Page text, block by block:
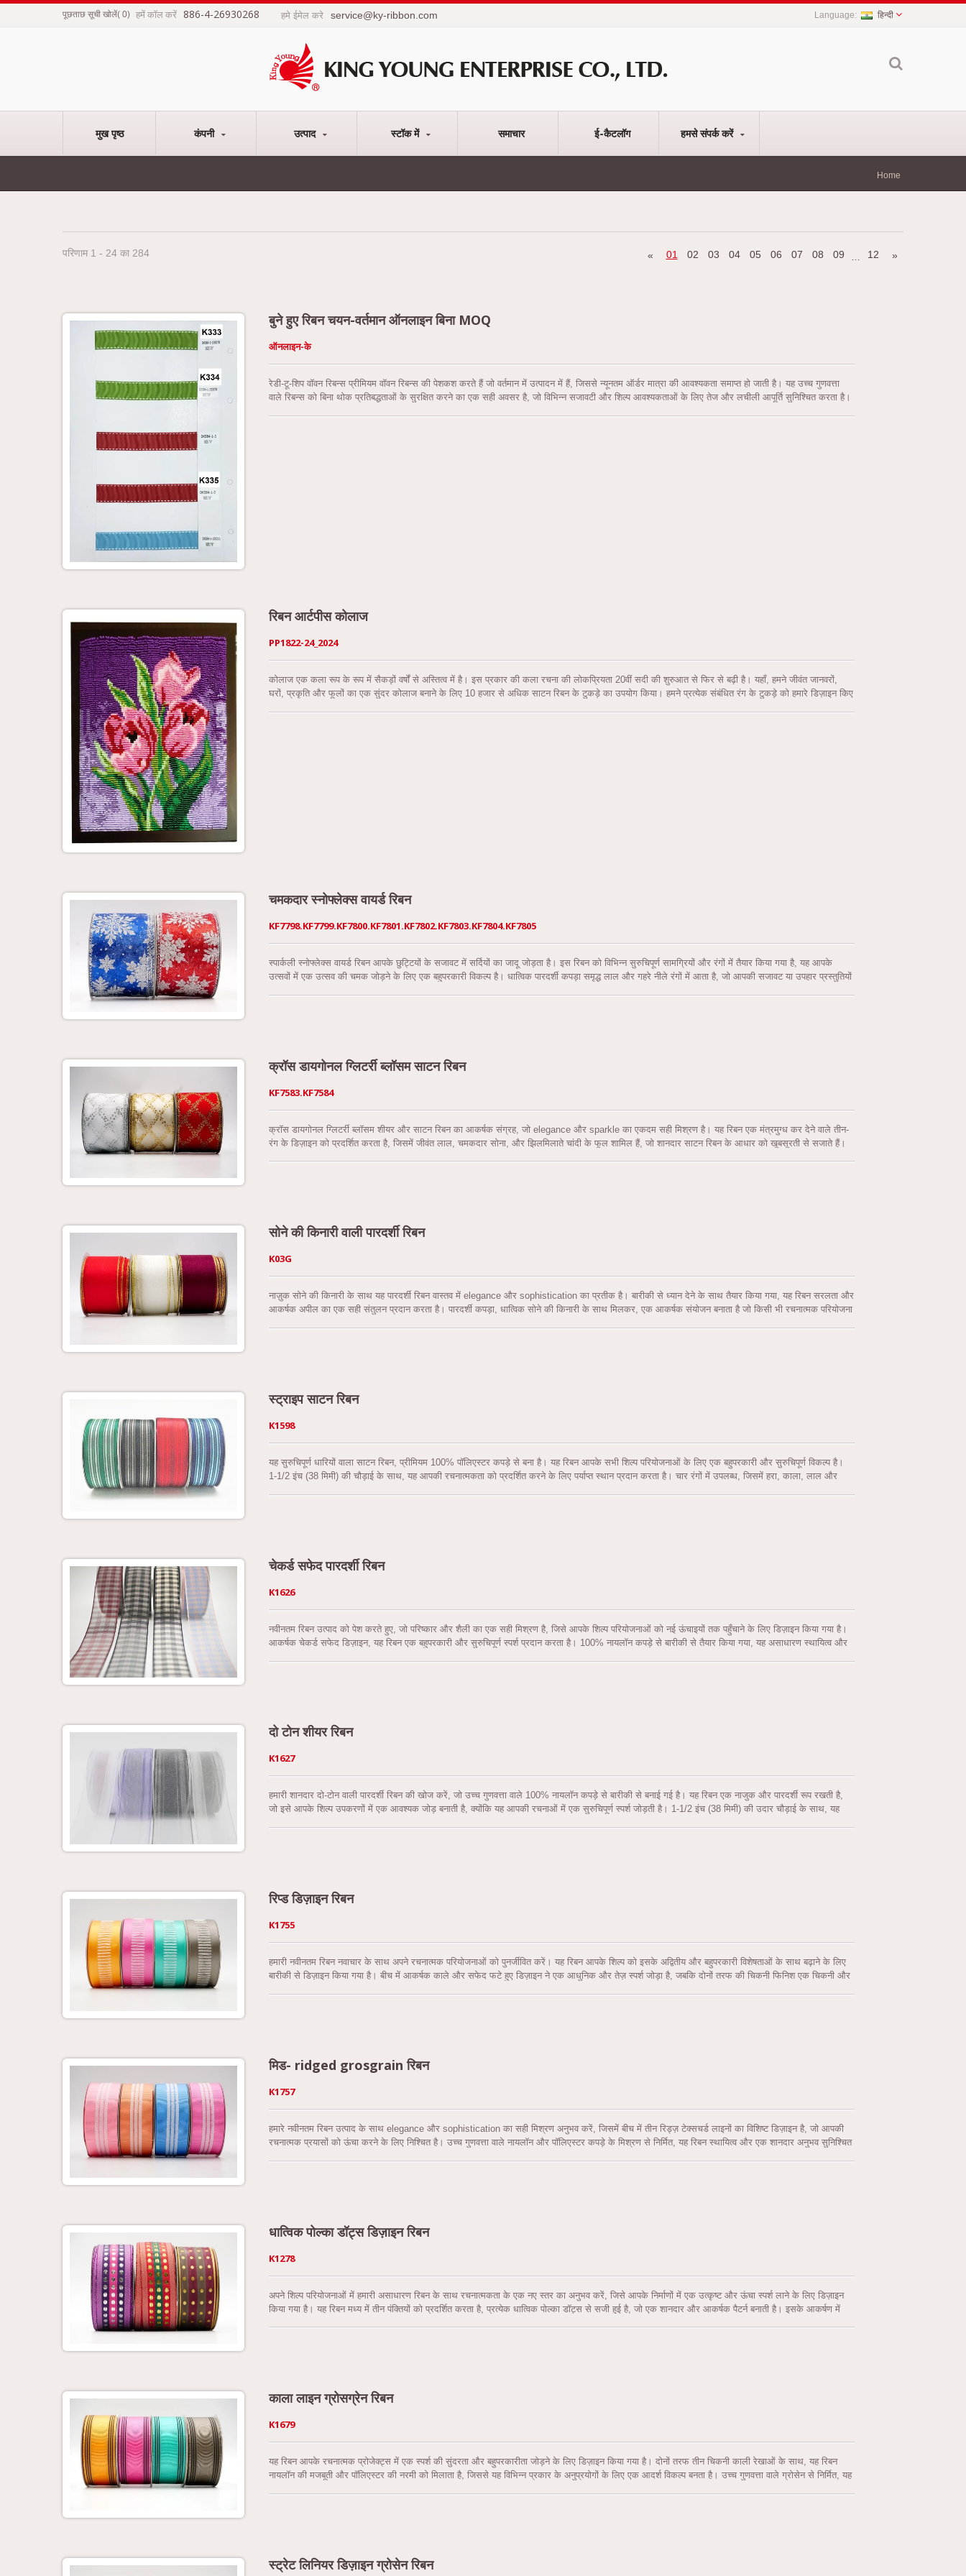
पूछताछ सूची खोलें( 0) हमें कॉल करें 886-4-26930268 हमे ईमेल करे service@ky-ribbon.com हिन्दी
मुख पृष्ठ कंपनी उत्पाद स्टॉक में समाचार ई-कैटलॉग हमसे संपर्क करें
Home
परिणाम 1 - 24 का 284 « 01 02 03 04 05 06 07 08 09 … 12 »
बुने हुए रिबन चयन-वर्तमान ऑनलाइन बिना MOQ
ऑनलाइन-के
रेडी-टू-शिप वॉवन रिबन्स प्रीमियम वॉवन रिबन्स की पेशकश करते हैं जो वर्तमान में उत्पादन में हैं, जिससे न्यूनतम ऑर्डर मात्रा की आवश्यकता समाप्त हो जाती है। यह उच्च गुणवत्ता
वाले रिबन्स को बिना थोक प्रतिबद्धताओं के सुरक्षित करने का एक सही अवसर है, जो विभिन्न सजावटी और शिल्प आवश्यकताओं के लिए तेज और लचीली आपूर्ति सुनिश्चित करता है।
रिबन आर्टपीस कोलाज
PP1822-24_2024
कोलाज एक कला रूप के रूप में सैकड़ों वर्षों से अस्तित्व में है। इस प्रकार की कला रचना की लोकप्रियता 20वीं सदी की शुरुआत से फिर से बढ़ी है। यहाँ, हमने जीवंत जानवरों,
घरों, प्रकृति और फूलों का एक सुंदर कोलाज बनाने के लिए 10 हजार से अधिक साटन रिबन के टुकड़े का उपयोग किया। हमने प्रत्येक संबंधित रंग के टुकड़े को हमारे डिज़ाइन किए
चमकदार स्नोफ्लेक्स वायर्ड रिबन
KF7798.KF7799.KF7800.KF7801.KF7802.KF7803.KF7804.KF7805
स्पार्कली स्नोफ्लेक्स वायर्ड रिबन आपके छुट्टियों के सजावट में सर्दियों का जादू जोड़ता है। इस रिबन को विभिन्न सुरुचिपूर्ण सामग्रियों और रंगों में तैयार किया गया है, यह आपके
उत्सवों में एक उत्सव की चमक जोड़ने के लिए एक बहुपरकारी विकल्प है। धात्विक पारदर्शी कपड़ा समृद्ध लाल और गहरे नीले रंगों में आता है, जो आपकी सजावट या उपहार प्रस्तुतियों
क्रॉस डायगोनल ग्लिटर्री ब्लॉसम साटन रिबन
KF7583.KF7584
क्रॉस डायगोनल ग्लिटर्री ब्लॉसम शीयर और साटन रिबन का आकर्षक संग्रह, जो elegance और sparkle का एकदम सही मिश्रण है। यह रिबन एक मंत्रमुग्ध कर देने वाले तीन-
रंग के डिज़ाइन को प्रदर्शित करता है, जिसमें जीवंत लाल, चमकदार सोना, और झिलमिलाते चांदी के फूल शामिल हैं, जो शानदार साटन रिबन के आधार को खूबसूरती से सजाते हैं।
सोने की किनारी वाली पारदर्शी रिबन
K03G
नाज़ुक सोने की किनारी के साथ यह पारदर्शी रिबन वास्तव में elegance और sophistication का प्रतीक है। बारीकी से ध्यान देने के साथ तैयार किया गया, यह रिबन सरलता और
आकर्षक अपील का एक सही संतुलन प्रदान करता है। पारदर्शी कपड़ा, धात्विक सोने की किनारी के साथ मिलकर, एक आकर्षक संयोजन बनाता है जो किसी भी रचनात्मक परियोजना
स्ट्राइप साटन रिबन
K1598
यह सुरुचिपूर्ण धारियों वाला साटन रिबन, प्रीमियम 100% पॉलिएस्टर कपड़े से बना है। यह रिबन आपके सभी शिल्प परियोजनाओं के लिए एक बहुपरकारी और सुरुचिपूर्ण विकल्प है।
1-1/2 इंच (38 मिमी) की चौड़ाई के साथ, यह आपकी रचनात्मकता को प्रदर्शित करने के लिए पर्याप्त स्थान प्रदान करता है। चार रंगों में उपलब्ध, जिसमें हरा, काला, लाल और
चेकर्ड सफेद पारदर्शी रिबन
K1626
नवीनतम रिबन उत्पाद को पेश करते हुए, जो परिष्कार और शैली का एक सही मिश्रण है, जिसे आपके शिल्प परियोजनाओं को नई ऊंचाइयों तक पहुँचाने के लिए डिज़ाइन किया गया है।
आकर्षक चेकर्ड सफेद डिज़ाइन, यह रिबन एक बहुपरकारी और सुरुचिपूर्ण स्पर्श प्रदान करता है। 100% नायलॉन कपड़े से बारीकी से तैयार किया गया, यह असाधारण स्थायित्व और
दो टोन शीयर रिबन
K1627
हमारी शानदार दो-टोन वाली पारदर्शी रिबन की खोज करें, जो उच्च गुणवत्ता वाले 100% नायलॉन कपड़े से बारीकी से बनाई गई है। यह रिबन एक नाजुक और पारदर्शी रूप रखती है,
जो इसे आपके शिल्प उपकरणों में एक आवश्यक जोड़ बनाती है, क्योंकि यह आपकी रचनाओं में एक सुरुचिपूर्ण स्पर्श जोड़ती है। 1-1/2 इंच (38 मिमी) की उदार चौड़ाई के साथ, यह
रिप्ड डिज़ाइन रिबन
K1755
हमारी नवीनतम रिबन नवाचार के साथ अपने रचनात्मक परियोजनाओं को पुनर्जीवित करें। यह रिबन आपके शिल्प को इसके अद्वितीय और बहुपरकारी विशेषताओं के साथ बढ़ाने के लिए
बारीकी से डिज़ाइन किया गया है। बीच में आकर्षक काले और सफेद फटे हुए डिज़ाइन ने एक आधुनिक और तेज़ स्पर्श जोड़ा है, जबकि दोनों तरफ की चिकनी फिनिश एक चिकनी और
मिड- ridged grosgrain रिबन
K1757
हमारे नवीनतम रिबन उत्पाद के साथ elegance और sophistication का सही मिश्रण अनुभव करें, जिसमें बीच में तीन रिड्ज़ टेक्सचर्ड लाइनों का विशिष्ट डिज़ाइन है, जो आपकी
रचनात्मक प्रयासों को ऊंचा करने के लिए निश्चित है। उच्च गुणवत्ता वाले नायलॉन और पॉलिएस्टर कपड़े के मिश्रण से निर्मित, यह रिबन स्थायित्व और एक शानदार अनुभव सुनिश्चित
धात्विक पोल्का डॉट्स डिज़ाइन रिबन
K1278
अपने शिल्प परियोजनाओं में हमारी असाधारण रिबन के साथ रचनात्मकता के एक नए स्तर का अनुभव करें, जिसे आपके निर्माणों में एक उत्कृष्ट और ऊंचा स्पर्श लाने के लिए डिज़ाइन
किया गया है। यह रिबन मध्य में तीन पंक्तियों को प्रदर्शित करता है, प्रत्येक धात्विक पोल्का डॉट्स से सजी हुई है, जो एक शानदार और आकर्षक पैटर्न बनाती है। इसके आकर्षण में
काला लाइन ग्रोसग्रेन रिबन
K1679
यह रिबन आपके रचनात्मक प्रोजेक्ट्स में एक स्पर्श की सुंदरता और बहुपरकारीता जोड़ने के लिए डिज़ाइन किया गया है। दोनों तरफ तीन चिकनी काली रेखाओं के साथ, यह रिबन
नायलॉन की मजबूती और पॉलिएस्टर की नरमी को मिलाता है, जिससे यह विभिन्न प्रकार के अनुप्रयोगों के लिए एक आदर्श विकल्प बनता है। उच्च गुणवत्ता वाले ग्रोसेन से निर्मित, यह
स्ट्रेट लिनियर डिज़ाइन ग्रोसेन रिबन